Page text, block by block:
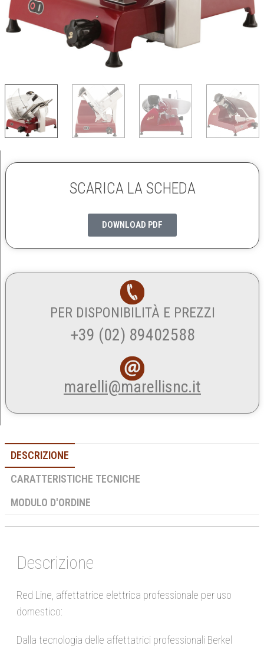
SCARICA LA SCHEDA
DOWNLOAD PDF
PER DISPONIBILITÀ E PREZZI
+39 (02) 89402588
marelli@marellisnc.it
DESCRIZIONE
CARATTERISTICHE TECNICHE
MODULO D'ORDINE
Descrizione
Red Line, affettatrice elettrica professionale per uso
domestico:
Dalla tecnologia delle affettatrici professionali Berkel